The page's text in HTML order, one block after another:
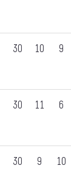
30 10 9
30 11 6
30 9 10